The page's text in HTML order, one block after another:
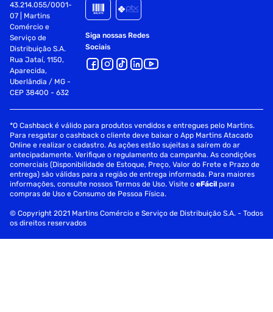
43.214.055/0001-
07 | Martins
Comércio e
Serviço de
Distribuição S.A.
Rua Jataí, 1150,
Aparecida,
Uberlândia / MG -
CEP 38400 - 632
Siga nossas Redes
Sociais
*O Cashback é válido para produtos vendidos e entregues pelo Martins.
Para resgatar o cashback o cliente deve baixar o App Martins Atacado
Online e realizar o cadastro. As ações estão sujeitas a saírem do ar
antecipadamente. Verifique o regulamento da campanha. As condições
comerciais (Disponibilidade de Estoque, Preço, Valor do Frete e Prazo de
entrega) são válidas para a região de entrega informada. Para maiores
informações, consulte nossos Termos de Uso. Visite oeFácil para
compras de Uso e Consumo de Pessoa Física.
© Copyright 2021 Martins Comércio e Serviço de Distribuição S.A. - Todos
os direitos reservados